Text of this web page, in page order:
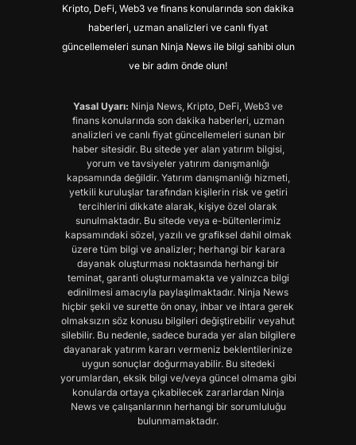
Kripto, DeFi, Web3 ve finans konularında son dakika
haberleri, uzman analizleri ve canlı fiyat
güncellemeleri sunan Ninja News ile bilgi sahibi olun
ve bir adım önde olun!
Yasal Uyarı: Ninja News, Kripto, DeFi, Web3 ve
finans konularında son dakika haberleri, uzman
analizleri ve canlı fiyat güncellemeleri sunan bir
haber sitesidir. Bu sitede yer alan yatırım bilgisi,
yorum ve tavsiyeler yatırım danışmanlığı
kapsamında değildir. Yatırım danışmanlığı hizmeti,
yetkili kuruluşlar tarafından kişilerin risk ve getiri
tercihlerini dikkate alarak, kişiye özel olarak
sunulmaktadır. Bu sitede veya e-bültenlerimiz
kapsamındaki sözel, yazılı ve grafiksel dahil olmak
üzere tüm bilgi ve analizler; herhangi bir karara
dayanak oluşturması noktasında herhangi bir
teminat, garanti oluşturmamakta ve yalnızca bilgi
edinilmesi amacıyla paylaşılmaktadır. Ninja News
hiçbir şekil ve surette ön onay, ihbar ve ihtara gerek
olmaksızın söz konusu bilgileri değiştirebilir veyahut
silebilir. Bu nedenle, sadece burada yer alan bilgilere
dayanarak yatırım kararı vermeniz beklentilerinize
uygun sonuçlar doğurmayabilir. Bu sitedeki
yorumlardan, eksik bilgi ve/veya güncel olmama gibi
konularda ortaya çıkabilecek zararlardan Ninja
News ve çalışanlarının herhangi bir sorumluluğu
bulunmamaktadır.